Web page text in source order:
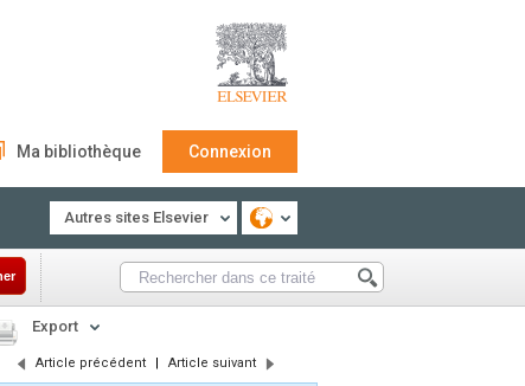
Ma bibliothèque Connexion
Autres sites Elsevier
Export
Article précédent | Article suivant